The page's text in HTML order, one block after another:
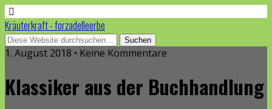
Kräuterkraft - forzadelleerbe
1. August 2018 • Keine Kommentare
Klassiker aus der Buchhandlung